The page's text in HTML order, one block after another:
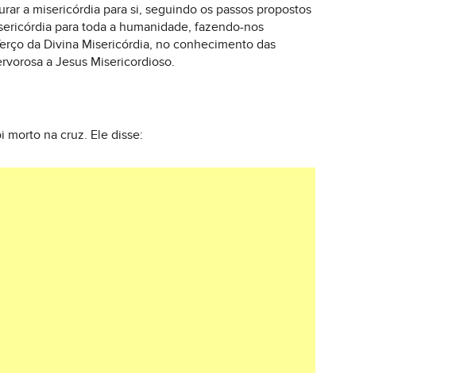
a misericórdia para si, seguindo os passos propostos
para toda a humanidade, fazendo-nos
da Divina Misericórdia, no conhecimento das
a Jesus Misericordioso.
morto na cruz. Ele disse: